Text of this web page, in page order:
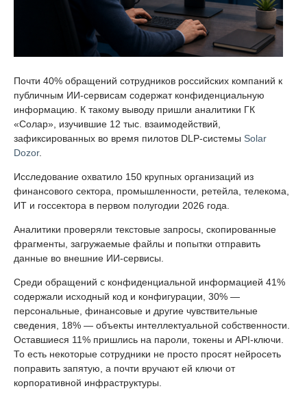
Почти 40% обращений сотрудников российских компаний к
публичным ИИ-сервисам содержат конфиденциальную
информацию. К такому выводу пришли аналитики ГК
«Солар», изучившие 12 тыс. взаимодействий,
зафиксированных во время пилотов DLP-системы Solar
Dozor.
Исследование охватило 150 крупных организаций из
финансового сектора, промышленности, ретейла, телекома,
ИТ и госсектора в первом полугодии 2026 года.
Аналитики проверяли текстовые запросы, скопированные
фрагменты, загружаемые файлы и попытки отправить
данные во внешние ИИ-сервисы.
Среди обращений с конфиденциальной информацией 41%
содержали исходный код и конфигурации, 30% —
персональные, финансовые и другие чувствительные
сведения, 18% — объекты интеллектуальной собственности.
Оставшиеся 11% пришлись на пароли, токены и API-ключи.
То есть некоторые сотрудники не просто просят нейросеть
поправить запятую, а почти вручают ей ключи от
корпоративной инфраструктуры.